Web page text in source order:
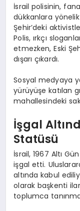
İsrail polisinin,
dükkanlara yönelik
Şehir’deki
Polis, ırkçı
etmezken, Eski
dışarı çıkardı.
Sosyal medyaya
yürüyüşe katılan
mahallesindeki
İşgal
Statüsü
İsrail, 1967 Altı
işgal etti.
altında kabul
olarak başkenti
toplumca